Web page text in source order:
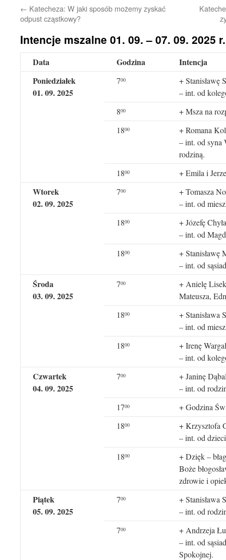
← Katecheza: W jaki sposób możemy zyskać
odpust cząstkowy?
Intencje mszalne 01. 09. – 07. 09. 2025 r.
Data Godzina
Intencja
Poniedziałek
01. 09. 2025
700
+ Stanisławę
– int. od
800
+ Msza na
1800
+ Romana
– int. od syna
rodziną.
1800 + Emila i
Wtorek
02. 09. 2025
700
+ Tomasza
– int. od
1800
+ Józefę Chyła
– int. od
1800
+ Stanisławę
– int. od
Środa
03. 09. 2025
700
+ Anielę
Mateusza,
1800
+ Stanisława
– int. od
1800
+ Irenę
– int. od
Czwartek
04. 09. 2025
700
+ Janinę
– int. od
1700
+ Godzina
1800
+ Krzysztofa
– int. od
1800
+ Dzięk –
Boże
zdrowie i
Piątek
05. 09. 2025
700
+ Stanisława
– int. od
700
+ Andrzeja
– int. od
Spokojnej.